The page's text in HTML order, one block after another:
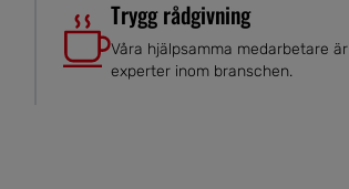
Trygg rådgivning
Våra hjälpsamma medarbetare är
experter inom branschen.